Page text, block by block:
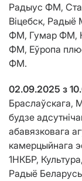
Радыус ФМ,
Віцебск,
ФМ, Гумар ФМ,
ФМ, Еўропа
ФМ.
02.09.2025 з
Браслаўскага,
будзе
абавязковага
камерцыйнага
1НКБР,
Радыё